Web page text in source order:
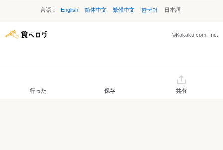
言語： English 简体中文 繁體中文 한국어 日本語
©Kakaku.com, Inc.
行った 保存 共有